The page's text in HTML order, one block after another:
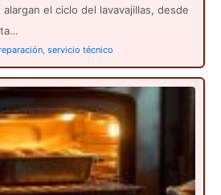
el ciclo del lavavajillas, desde
servicio técnico